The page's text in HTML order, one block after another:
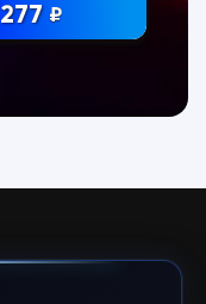
277 ₽